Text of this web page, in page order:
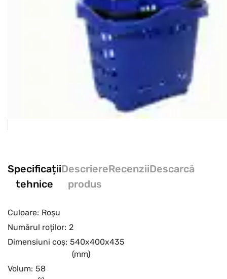
Specificații
tehnice
Descriere
produs
RecenziiDescarcă
Culoare: Roșu
Numărul roților: 2
Dimensiuni coș: 540x400x435
(mm)
Volum: 58